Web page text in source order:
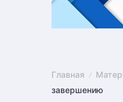
Главная
завершению